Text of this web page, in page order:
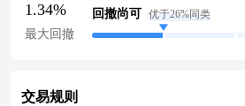
1.34%
最大回撤
回撤尚可 优于26%同类
交易规则